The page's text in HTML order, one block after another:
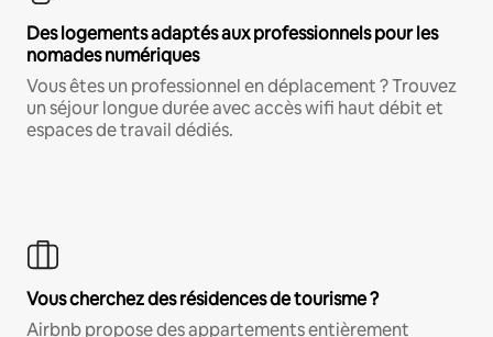
Des logements adaptés aux professionnels pour les
nomades numériques
Vous êtes un professionnel en déplacement ? Trouvez
un séjour longue durée avec accès wifi haut débit et
espaces de travail dédiés.
Vous cherchez des résidences de tourisme ?
Airbnb propose des appartements entièrement